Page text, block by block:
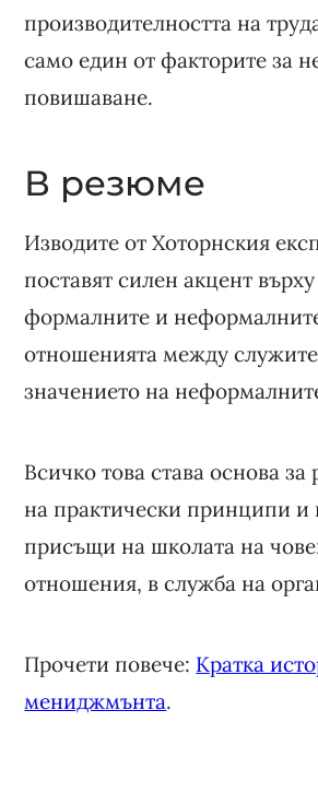
производителността на
само един от факторите за
повишаване.
В резюме
Изводите от Хоторнския
поставят силен акцент
формалните и
отношенията между
значението на
Всичко това става основа за
на практически принципи и
присъщи на школата на
отношения, в служба на
Прочети повече: Кратка
мениджмънта.